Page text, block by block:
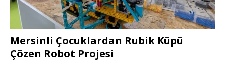
Mersinli Çocuklardan Rubik Küpü
Çözen Robot Projesi